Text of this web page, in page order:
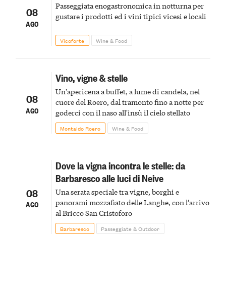
08
AGO
Passeggiata enogastronomica in notturna per
gustare i prodotti ed i vini tipici vicesi e locali
Vicoforte Wine & Food
08
AGO
Vino, vigne & stelle
Un'apericena a buffet, a lume di candela, nel
cuore del Roero, dal tramonto fino a notte per
goderci con il naso all'insù il cielo stellato
Montaldo Roero Wine & Food
08
AGO
Dove la vigna incontra le stelle: da
Barbaresco alle luci di Neive
Una serata speciale tra vigne, borghi e
panorami mozzafiato delle Langhe, con l’arrivo
al Bricco San Cristoforo
Barbaresco Passeggiate & Outdoor